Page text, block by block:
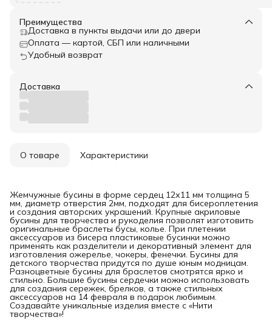
Преимущества
Доставка в пункты выдачи или до двери
Оплата — картой, СБП или наличными
Удобный возврат
Доставка
О товаре Характеристики
Жемчужные бусины в форме сердец 12х11 мм толщина 5
мм, диаметр отверстия 2мм, подходят для бисероплетения
и создания авторских украшений. Крупные акриловые
бусины для творчества и рукоделия позволят изготовить
оригинальные браслеты бусы, колье. При плетении
аксессуаров из бисера пластиковые бусинки можно
применять как разделители и декоративный элемент для
изготовления ожерелье, чокеры, фенечки. Бусины для
детского творчества придутся по душе юным модницам.
Разноцветные бусины для браслетов смотрятся ярко и
стильно. Большие бусины сердечки можно использовать
для создания сережек, брелков, а также стильных
аксессуаров на 14 февраля в подарок любимым.
Создавайте уникальные изделия вместе с «Нити
творчества»!